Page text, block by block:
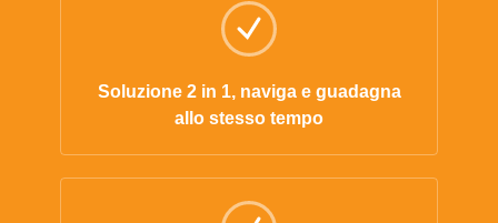
Soluzione 2 in 1, naviga e guadagna
allo stesso tempo